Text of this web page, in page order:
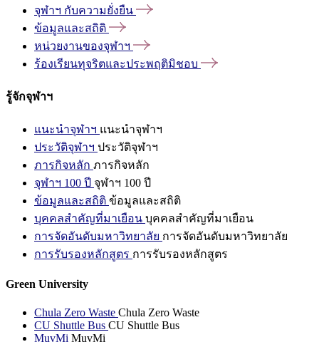
จุฬาฯ กับความยั่งยืน
ข้อมูลและสถิติ
หน่วยงานของจุฬาฯ
ร้องเรียนทุจริตและประพฤติมิชอบ
รู้จักจุฬาฯ
แนะนำจุฬาฯ แนะนำจุฬาฯ
ประวัติจุฬาฯ ประวัติจุฬาฯ
ภารกิจหลัก ภารกิจหลัก
จุฬาฯ 100 ปี จุฬาฯ 100 ปี
ข้อมูลและสถิติ ข้อมูลและสถิติ
บุคคลสำคัญที่มาเยือน บุคคลสำคัญที่มาเยือน
การจัดอันดับมหาวิทยาลัย การจัดอันดับมหาวิทยาลัย
การรับรองหลักสูตร การรับรองหลักสูตร
Green University
Chula Zero Waste Chula Zero Waste
CU Shuttle Bus CU Shuttle Bus
MuvMi MuvMi